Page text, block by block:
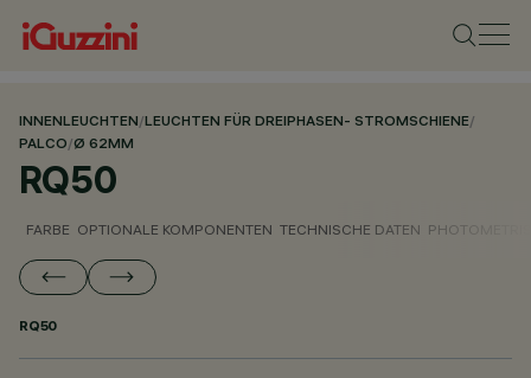
INNENLEUCHTEN/LEUCHTEN FÜR DREIPHASEN- STROMSCHIENE/
PALCO/Ø 62MM
RQ50
FARBE OPTIONALE KOMPONENTEN TECHNISCHE DATEN
RQ50